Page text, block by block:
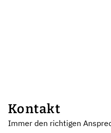
Kontakt
Immer den richtigen